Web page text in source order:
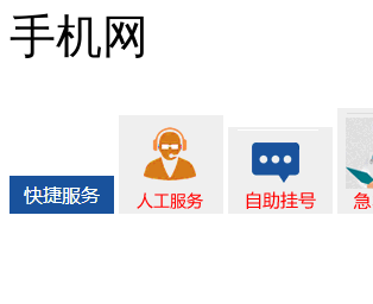
手机网